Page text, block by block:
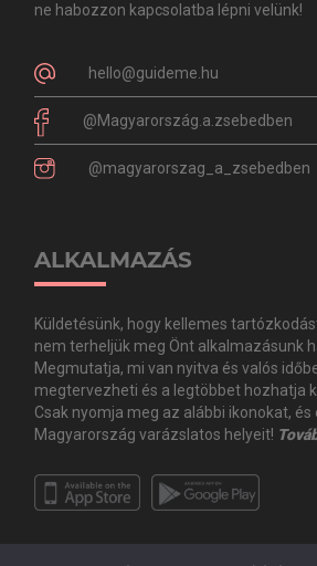
ne habozzon kapcsolatba lépni velünk!
hello@guideme.hu
@Magyarország.a.zsebedben
@magyarorszag_a_zsebedben
ALKALMAZÁS
Küldetésünk, hogy kellemes
nem terheljük meg Önt alkalmazásunk
Megmutatja, mi van nyitva és valós
megtervezheti és a legtöbbet hozhatja
Csak nyomja meg az alábbi ikonokat, és
Magyarország varázslatos helyeit!